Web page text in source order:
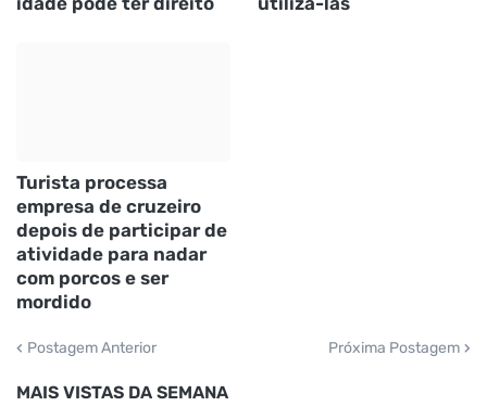
Turista processa
empresa de cruzeiro
depois de participar de
atividade para nadar
com porcos e ser
mordido
Postagem Anterior Próxima Postagem
MAIS VISTAS DA SEMANA